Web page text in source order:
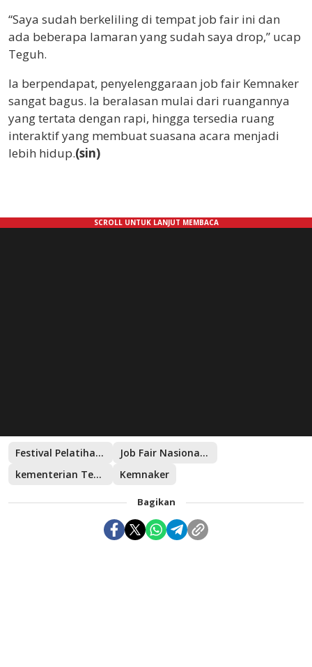
“Saya sudah berkeliling di tempat job fair ini dan
ada beberapa lamaran yang sudah saya drop,” ucap
Teguh.
Ia berpendapat, penyelenggaraan job fair Kemnaker
sangat bagus. Ia beralasan mulai dari ruangannya
yang tertata dengan rapi, hingga tersedia ruang
interaktif yang membuat suasana acara menjadi
lebih hidup.(sin)
Festival Pelatihan Vokasi
Job Fair Nasional 2023
kementerian Tenaga Kerja
Kemnaker
Bagikan